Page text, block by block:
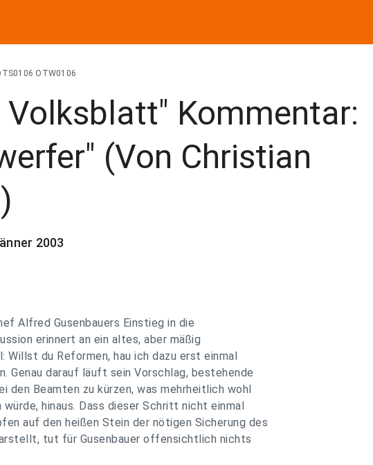
OTW0106
Volksblatt" Kommentar:
(Von Christian
2003
Alfred Gusenbauers Einstieg in die
erinnert an ein altes, aber mäßig
Willst du Reformen, hau ich dazu erst einmal
Genau darauf läuft sein Vorschlag, bestehende
den Beamten zu kürzen, was mehrheitlich wohl
hinaus. Dass dieser Schritt nicht einmal
auf den heißen Stein der nötigen Sicherung des
tut für Gusenbauer offensichtlich nichts